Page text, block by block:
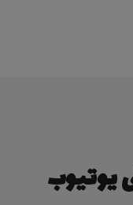
یوتیوب